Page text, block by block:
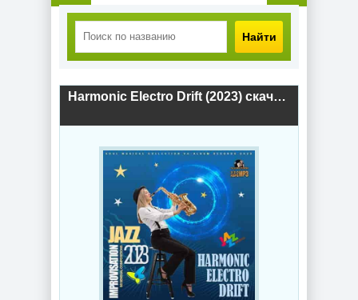
Найти
Harmonic Electro Drift (2023) скачать торрент